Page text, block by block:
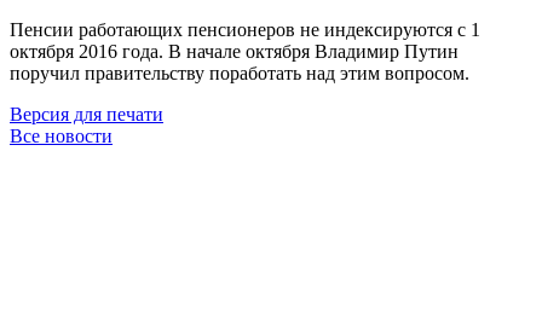
Пенсии работающих пенсионеров не индексируются с 1
октября 2016 года. В начале октября Владимир Путин
поручил правительству поработать над этим вопросом.
Версия для печати
Все новости